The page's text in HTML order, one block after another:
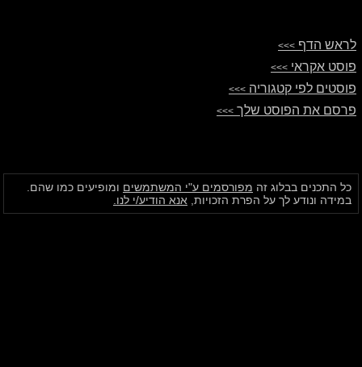
לראש הדף >>>
פוסט אקראי >>>
פוסטים לפי קטגוריה >>>
פרסם את הפוסט שלך >>>
כל התכנים בבלוג זה מפורסמים ע"י המשתמשים ומופיעים כמו שהם.
במידה ונודע לך על הפרת הזכויות, אנא הודיע/י לנו.